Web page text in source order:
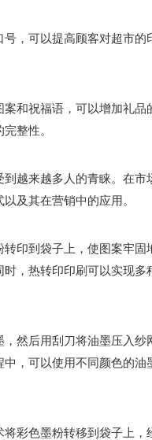
，可以提高顾客对超市的
和祝福语，可以增加礼品
整性。
越来越多人的青睐。在市
及其在营销中的应用。
印到袋子上，使图案牢固
，热转印印刷可以实现多
然后用刮刀将油墨压入纱
，可以使用不同颜色的油
彩色墨粉转移到袋子上，